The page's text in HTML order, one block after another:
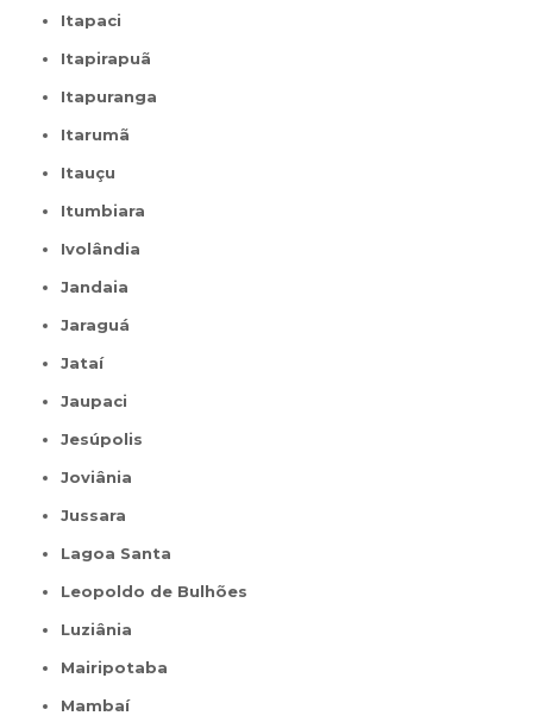
Itapaci
Itapirapuã
Itapuranga
Itarumã
Itauçu
Itumbiara
Ivolândia
Jandaia
Jaraguá
Jataí
Jaupaci
Jesúpolis
Joviânia
Jussara
Lagoa Santa
Leopoldo de Bulhões
Luziânia
Mairipotaba
Mambaí